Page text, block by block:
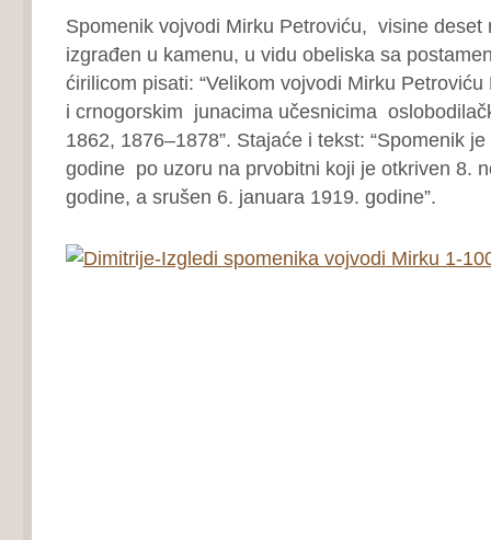
Spomenik vojvodi Mirku Petroviću, visine deset
izgrađen u kamenu, u vidu obeliska sa
ćirilicom pisati: “Velikom vojvodi Mirku
i crnogorskim junacima učesnicima
1862, 1876–1878”. Stajaće i tekst: “Spomenik
godine po uzoru na prvobitni koji je otkriven 8.
godine, a srušen 6. januara 1919. godine”.